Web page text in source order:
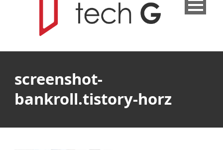
screenshot-
bankroll.tistory-horz